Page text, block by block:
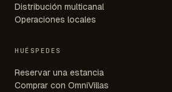
Distribución multicanal
Operaciones locales
HUÉSPEDES
Reservar una estancia
Comprar con OmniVillas